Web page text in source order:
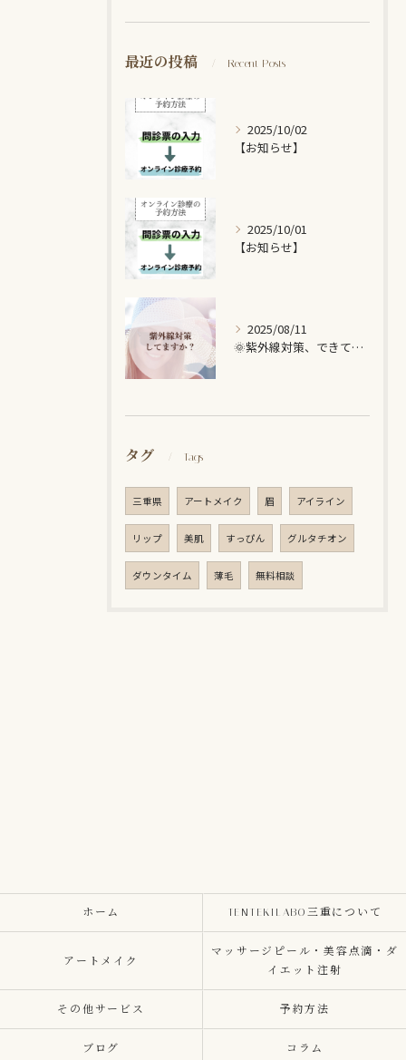
最近の投稿 Recent Posts
2025/10/02
【お知らせ】
2025/10/01
【お知らせ】
2025/08/11
🌞紫外線対策、できていますか？🌞
タグ Tags
三重県 アートメイク 眉 アイライン
リップ 美肌 すっぴん グルタチオン
ダウンタイム 薄毛 無料相談
ホーム TENTEKILABO三重について
アートメイク
マッサージピール・美容点滴・ダ
イエット注射
その他サービス 予約方法
ブログ コラム